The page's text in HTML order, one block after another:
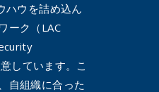
ハウを詰め込ん
ーク（LAC
しています。こ
自組織に合った